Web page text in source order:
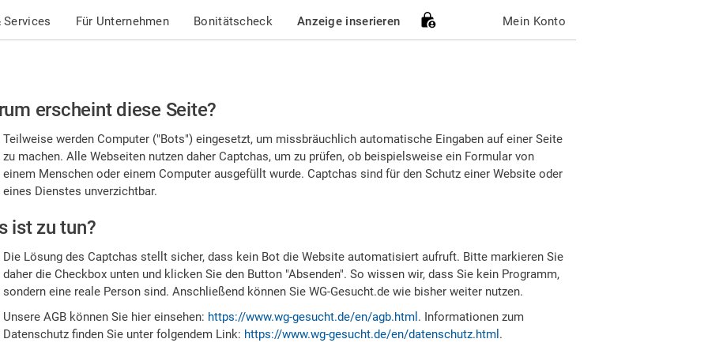
Services Für Unternehmen Bonitätscheck Anzeige inserieren Mein Konto
erscheint diese Seite?
Teilweise werden Computer ("Bots") eingesetzt, um missbräuchlich automatische Eingaben auf einer Seite
zu machen. Alle Webseiten nutzen daher Captchas, um zu prüfen, ob beispielsweise ein Formular von
einem Menschen oder einem Computer ausgefüllt wurde. Captchas sind für den Schutz einer Website oder
eines Dienstes unverzichtbar.
ist zu tun?
Die Lösung des Captchas stellt sicher, dass kein Bot die Website automatisiert aufruft. Bitte markieren Sie
daher die Checkbox unten und klicken Sie den Button "Absenden". So wissen wir, dass Sie kein Programm,
sondern eine reale Person sind. Anschließend können Sie WG-Gesucht.de wie bisher weiter nutzen.
Unsere AGB können Sie hier einsehen: https://www.wg-gesucht.de/en/agb.html . Informationen zum
Datenschutz finden Sie unter folgendem Link: https://www.wg-gesucht.de/en/datenschutz.html .